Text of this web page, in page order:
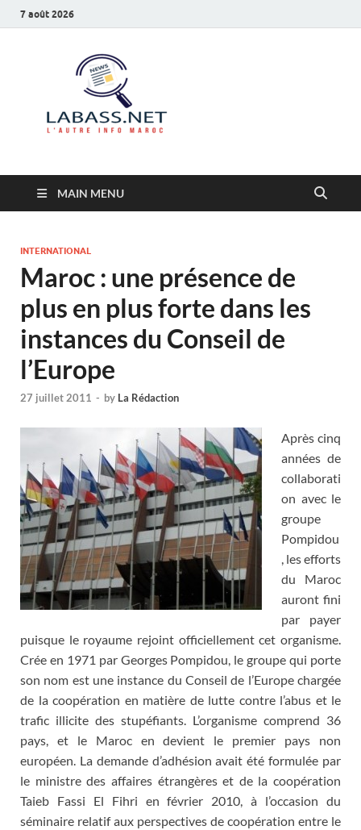
7 août 2026
MAIN MENU
INTERNATIONAL
Maroc : une présence de
plus en plus forte dans les
instances du Conseil de
l’Europe
27 juillet 2011 - by La Rédaction
Après cinq
années de
collaborati
on avec le
groupe
Pompidou
, les efforts
du Maroc
auront fini
par payer
puisque le royaume rejoint officiellement cet organisme.
Crée en 1971 par Georges Pompidou, le groupe qui porte
son nom est une instance du Conseil de l’Europe chargée
de la coopération en matière de lutte contre l’abus et le
trafic illicite des stupéfiants. L’organisme comprend 36
pays, et le Maroc en devient le premier pays non
européen. La demande d’adhésion avait été formulée par
le ministre des affaires étrangères et de la coopération
Taieb Fassi El Fihri en février 2010, à l’occasion du
séminaire relatif aux perspectives de coopération entre le